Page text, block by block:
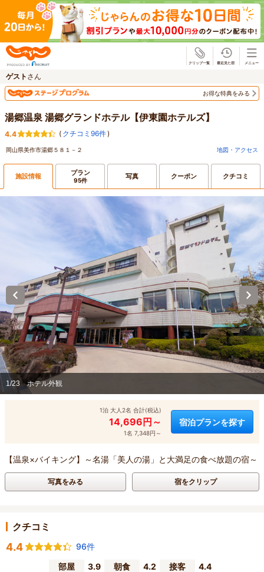
ゲスト さん
お得な特典をみる
湯郷温泉 湯郷グランドホテル【伊東園ホテルズ】
4.4 ( クチコミ96件)
岡山県美作市湯郷５８１－２ 地図・アクセス
施設情報 プラン
95件 写真 クーポン クチコミ
1/23 ホテル外観
1泊 大人2名 合計(税込)
14,696円～
1名 7,348円～
宿泊プランを探す
【温泉×バイキング】～名湯「美人の湯」と大満足の食べ放題の宿～
写真をみる 宿をクリップ
クチコミ
4.4
96件
部屋
3.9 朝食 4.2 接客
4.4